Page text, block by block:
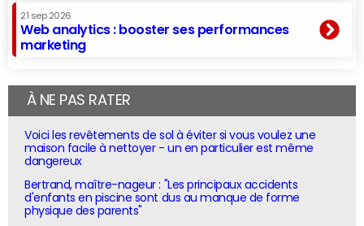
21 sep 2026
Web analytics : booster ses performances
marketing
À NE PAS RATER
Voici les revêtements de sol à éviter si vous voulez une
maison facile à nettoyer - un en particulier est même
dangereux
Bertrand, maître-nageur : "Les principaux accidents
d'enfants en piscine sont dus au manque de forme
physique des parents"